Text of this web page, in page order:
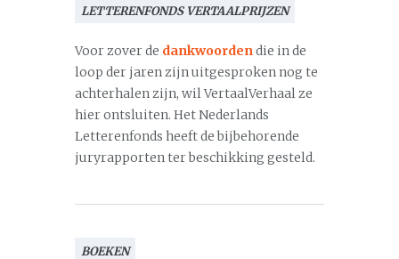
LETTERENFONDS VERTAALPRIJZEN
Voor zover de dankwoordendie in de
loop der jaren zijn uitgesproken nog te
achterhalen zijn, wil VertaalVerhaal ze
hier ontsluiten. Het Nederlands
Letterenfonds heeft de bijbehorende
juryrapporten ter beschikking gesteld.
BOEKEN